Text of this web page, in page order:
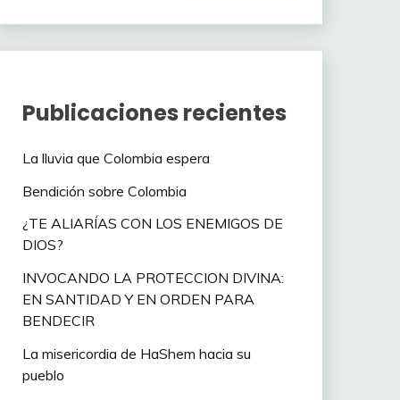
Publicaciones recientes
La lluvia que Colombia espera
Bendición sobre Colombia
¿TE ALIARÍAS CON LOS ENEMIGOS DE
DIOS?
INVOCANDO LA PROTECCION DIVINA:
EN SANTIDAD Y EN ORDEN PARA
BENDECIR
La misericordia de HaShem hacia su
pueblo